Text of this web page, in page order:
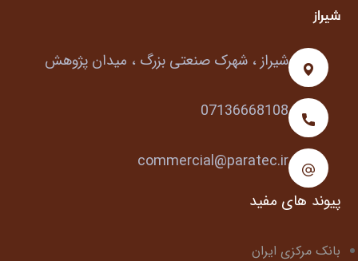
شیراز
شیراز ، شهرک صنعتی بزرگ ، میدان پژوهش
07136668108
commercial@paratec.ir
پیوند های مفید
بانک مرکزی ایران